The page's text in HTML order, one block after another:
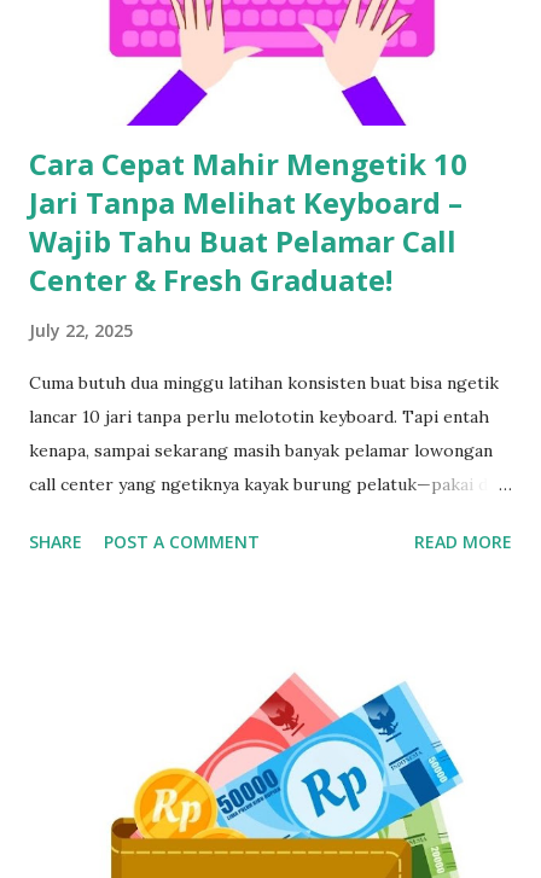
Cara Cepat Mahir Mengetik 10
Jari Tanpa Melihat Keyboard –
Wajib Tahu Buat Pelamar Call
Center & Fresh Graduate!
July 22, 2025
Cuma butuh dua minggu latihan konsisten buat bisa ngetik
lancar 10 jari tanpa perlu melototin keyboard. Tapi entah
kenapa, sampai sekarang masih banyak pelamar lowongan
call center yang ngetiknya kayak burung pelatuk—pakai dua
utama kalau kerja di dunia pelayanan pelanggan. Gak Bisa
bikin pelanggan frustasi. Nah, biar gak ketinggalan dan
ditinggal recruiter, yuk simak cara belajar touch typing
yang cepat, gratis, dan 100% bisa dilakukan siapa aja—even
yang gaptek sekalipun. Kenapa Skill Mengetik Itu Penting
Buat CS dan Job Online Lainnya? Di dunia kerja digital
sekarang, kecepatan dan ketepatan adalah segalanya. Gak
SHARE POST A COMMENT READ MORE